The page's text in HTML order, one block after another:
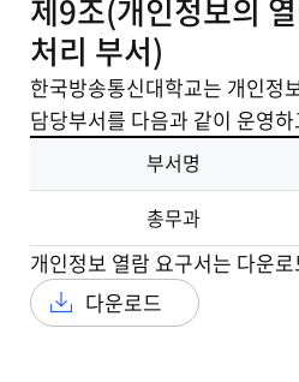
제9조(개인정보의
처리 부서)
한국방송통신대학교는 개인정
담당부서를 다음과 같이 운영
부서명
총무과
개인정보 열람 요구서는 다운
다운로드